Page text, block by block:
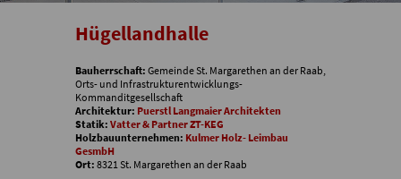
Hügellandhalle
Bauherrschaft: Gemeinde St. Margarethen an der Raab,
Orts- und Infrastrukturentwicklungs-
Kommanditgesellschaft
Architektur: Puerstl Langmaier Architekten
Statik: Vatter & Partner ZT-KEG
Holzbauunternehmen: Kulmer Holz- Leimbau
GesmbH
Ort: 8321 St. Margarethen an der Raab